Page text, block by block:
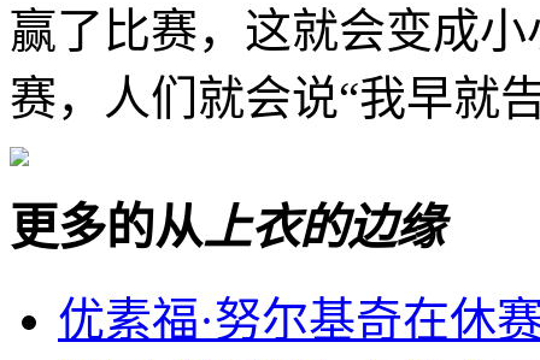
赢了比赛，这就会变成
赛，人们就会说“我早就
更多的从上衣的边缘
优素福·努尔基奇在休